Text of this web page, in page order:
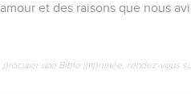
et des raisons que nous
une Bible imprimée, rendez-vous